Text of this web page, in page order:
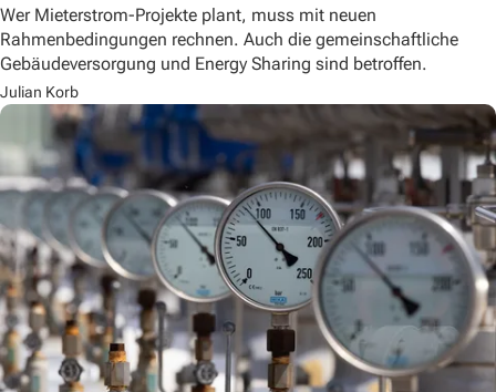
Wer Mieterstrom-Projekte plant, muss mit neuen
Rahmenbedingungen rechnen. Auch die gemeinschaftliche
Gebäudeversorgung und Energy Sharing sind betroffen.
Julian Korb